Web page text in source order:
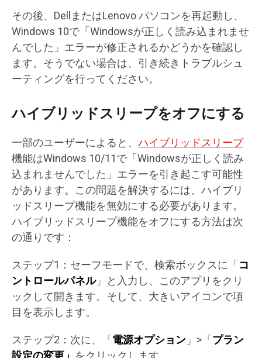
その後、DellまたはLenovo パソコンを再起動し、
Windows 10で「Windowsが正しく読み込まれませ
んでした」エラーが修正されるかどうかを確認し
ます。そうでない場合は、引き続きトラブルシュ
ーティングを行ってください。
ハイブリッドスリープをオフにする
一部のユーザーによると、 ハイブリッドスリープ
機能はWindows 10/11で「Windowsが正しく読み
込まれませんでした」エラーを引き起こす可能性
があります。この問題を解決するには、ハイブリ
ッドスリープ機能を無効にする必要があります。
ハイブリッドスリープ機能をオフにする方法は次
の通りです：
ステップ1：セーフモードで、検索ボックスに「コ
ントロールパネル」と入力し、このアプリをクリ
ックして開きます。そして、大きいアイコンで項
目を表示します。
ステップ2：次に、「電源オプション 」>「プラン
設定の変更」 をクリックします。